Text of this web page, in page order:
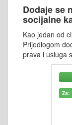
Dodaje se
socijalne
Kao jedan od
Prijedlogom
prava i usluga
Za: